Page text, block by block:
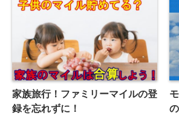
家族旅行！ファミリーマイルの登
録を忘れずに！